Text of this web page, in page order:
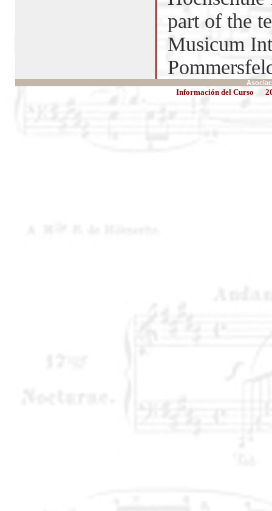
part of the
Musicum
Información del Curso